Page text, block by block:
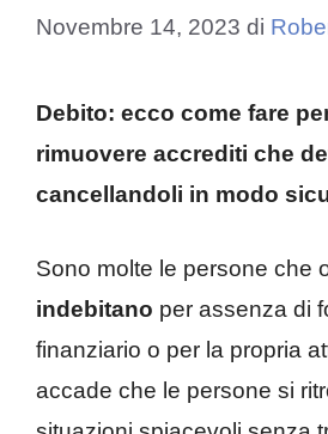
Novembre 14, 2023 di
Debito: ecco come fare
rimuovere accrediti che
cancellandoli in modo
Sono molte le persone che
indebitano per assenza di
finanziario o per la propria
accade che le persone si